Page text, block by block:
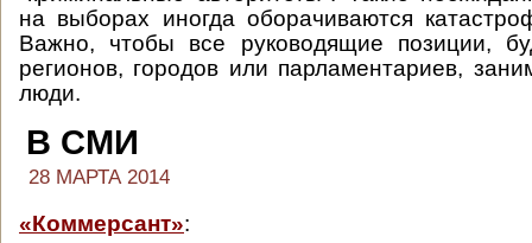
на выборах иногда оборачиваются
Важно, чтобы все руководящие позиции,
регионов, городов или парламентариев,
люди.
В СМИ
28 МАРТА 2014
«Коммерсант»: